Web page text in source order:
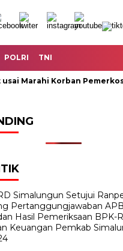
POLRI TNI
Marahi Korban Pemerkosaan